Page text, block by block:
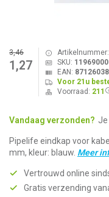
3,46
1,27
Artikelnummer:
SKU:
EAN:
Voor 21u
Voorraad: 211
Vandaag verzonden?
Pipelife eindkap voor
mm, kleur: blauw. Meer
Vertrouwd online
Gratis verzending